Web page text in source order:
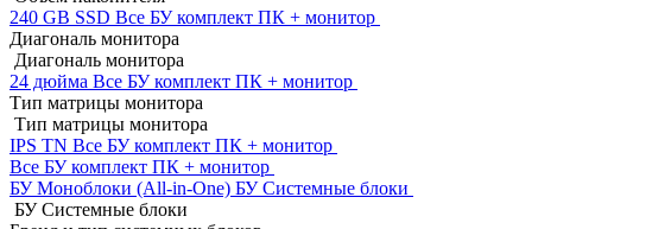
240 GB SSD Все БУ комплект ПК + монитор
Диагональ монитора
Диагональ монитора
24 дюйма Все БУ комплект ПК + монитор
Тип матрицы монитора
Тип матрицы монитора
IPS TN Все БУ комплект ПК + монитор
Все БУ комплект ПК + монитор
БУ Моноблоки (All-in-One) БУ Системные блоки
БУ Системные блоки